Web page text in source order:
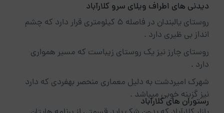
دیدنی های اطراف ویلای سرو کلارآباد
روستای یالبندان در فاصله 5 کیلومتری قرار دارد که چشم
انداز بی ظیری دارد .
روستای چارز نیز یک روستای زیباست که مسیر همواری
دارد .
شهرک امیردشت به دلیل معماری منحصر بهفردی که دارد
نیز گزینه خوبی میباشد .
رستوران های کلارآباد